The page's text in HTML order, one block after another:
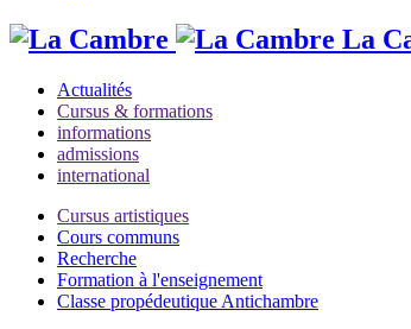
La
Actualités
Cursus & formations
informations
admissions
international
Cursus artistiques
Cours communs
Recherche
Formation à l'enseignement
Classe propédeutique Antichambre